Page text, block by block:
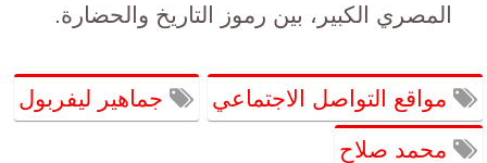
المصري الكبير، بين رموز التاريخ والحضارة.
مواقع التواصل الاجتماعي جماهير ليفربول
محمد صلاح